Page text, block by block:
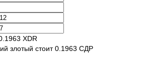
XDR
злотый стоит 0.1963 СДР